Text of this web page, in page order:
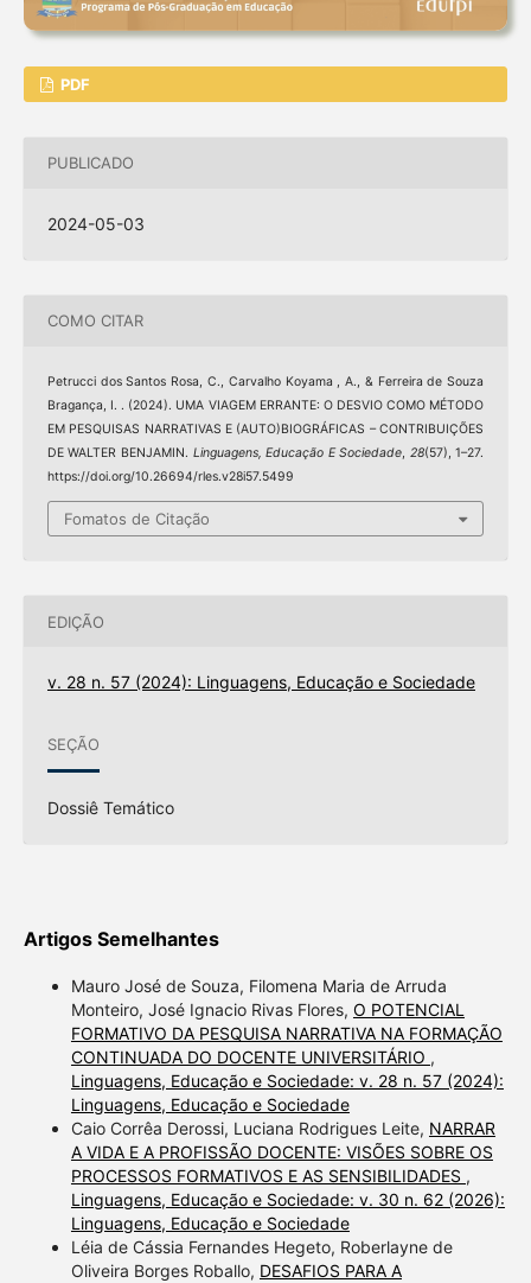
PDF
PUBLICADO
2024-05-03
COMO CITAR
Petrucci dos Santos Rosa, C., Carvalho Koyama , A., & Ferreira de Souza
Bragança, I. . (2024). UMA VIAGEM ERRANTE: O DESVIO COMO MÉTODO
EM PESQUISAS NARRATIVAS E (AUTO)BIOGRÁFICAS – CONTRIBUIÇÕES
DE WALTER BENJAMIN. Linguagens, Educação E Sociedade 28(57), 1–27.
https://doi.org/10.26694/rles.v28i57.5499
Fomatos de Citação
EDIÇÃO
v. 28 n. 57 (2024): Linguagens, Educação e Sociedade
SEÇÃO
Dossiê Temático
Artigos Semelhantes
Mauro José de Souza, Filomena Maria de Arruda
Monteiro, José Ignacio Rivas Flores, O POTENCIAL
FORMATIVO DA PESQUISA NARRATIVA NA FORMAÇÃO
CONTINUADA DO DOCENTE UNIVERSITÁRIO ,
Linguagens, Educação e Sociedade: v. 28 n. 57 (2024):
Linguagens, Educação e Sociedade
Caio Corrêa Derossi, Luciana Rodrigues Leite, NARRAR
A VIDA E A PROFISSÃO DOCENTE: VISÕES SOBRE OS
PROCESSOS FORMATIVOS E AS SENSIBILIDADES ,
Linguagens, Educação e Sociedade: v. 30 n. 62 (2026):
Linguagens, Educação e Sociedade
Léia de Cássia Fernandes Hegeto, Roberlayne de
Oliveira Borges Roballo, DESAFIOS PARA A